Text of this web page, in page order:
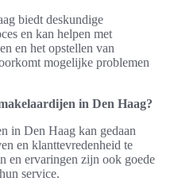
biedt deskundige
en kan helpen met
en het opstellen van
mogelijke problemen
in Den Haag?
in Den Haag kan gedaan
en klanttevredenheid te
en ervaringen zijn ook goede
service.